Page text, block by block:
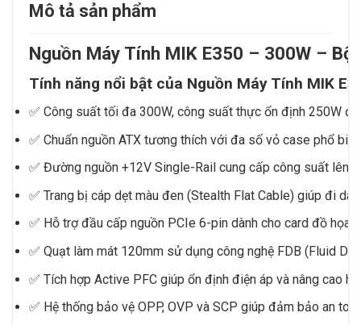
Mô tả sản phẩm
Nguồn Máy Tính MIK E350 – 300W –
Tính năng nổi bật của Nguồn Máy Tính MIK
✅ Công suất tối đa 300W, công suất thực ổn định 250W
✅ Chuẩn nguồn ATX tương thích với đa số vỏ case phổ
✅ Đường nguồn +12V Single-Rail cung cấp công suất lên
✅ Trang bị cáp dẹt màu đen (Stealth Flat Cable) giúp đi
✅ Hỗ trợ đầu cấp nguồn PCIe 6-pin dành cho card đồ họa
✅ Quạt làm mát 120mm sử dụng công nghệ FDB (Fluid
✅ Tích hợp Active PFC giúp ổn định điện áp và nâng cao
✅ Hệ thống bảo vệ OPP, OVP và SCP giúp đảm bảo an